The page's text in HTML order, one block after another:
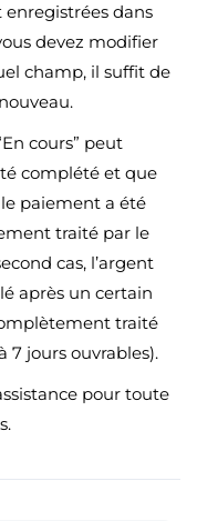
enregistrées dans
devez modifier
champ, il suffit de
cours” peut
complété et que
le paiement a été
traité par le
cas, l’argent
après un certain
traité
7 jours ouvrables).
pour toute